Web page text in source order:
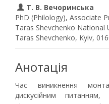
Т. В. Вечоринська
PhD (Philology), Associate
Taras Shevchenko National
Taras Shevchenko, Kyiv,
Анотація
Час виникнення
дискусійним